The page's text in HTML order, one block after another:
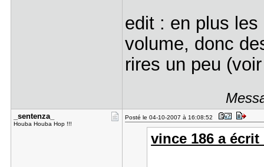
edit : en plus
volume, donc
rires un peu
_sentenza_
Houba Houba Hop !!!
Posté le 04-10-2007 à 16:08:52
vince 186 a écrit